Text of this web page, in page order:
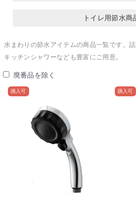
トイレ用節水商
水まわりの節水アイテムの商品一覧です。
キッチンシャワーなども豊富にご用意。
廃番品を除く
購入可 購入可